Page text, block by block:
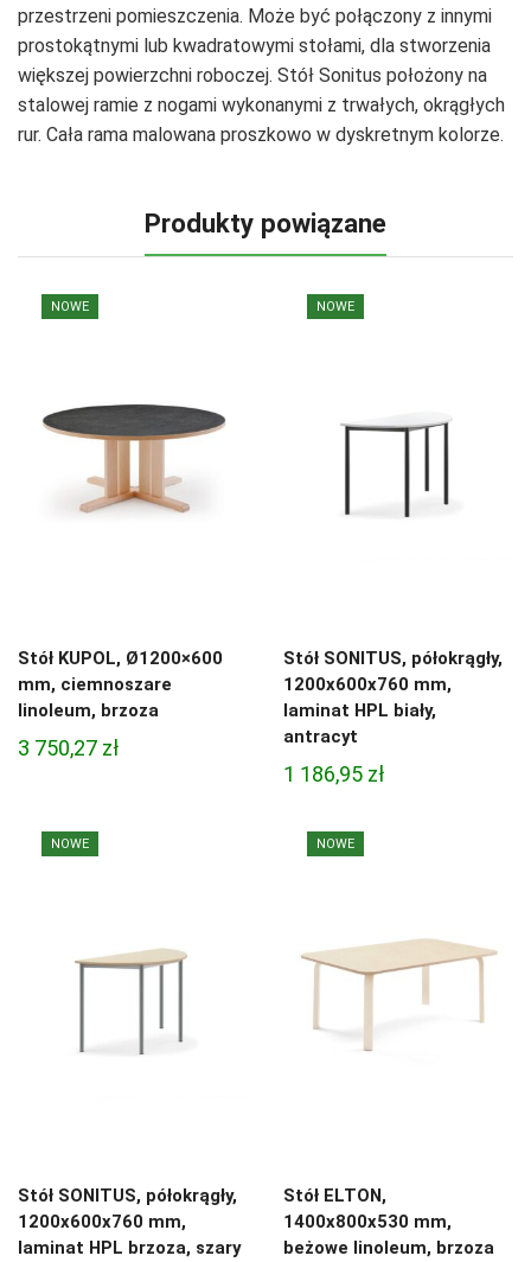
przestrzeni pomieszczenia. Może być połączony z innymi
prostokątnymi lub kwadratowymi stołami, dla stworzenia
większej powierzchni roboczej. Stół Sonitus położony na
stalowej ramie z nogami wykonanymi z trwałych, okrągłych
rur. Cała rama malowana proszkowo w dyskretnym kolorze.
Produkty powiązane
NOWE
Stół KUPOL, Ø1200×600
mm, ciemnoszare
linoleum, brzoza
3 750,27 zł
NOWE
Stół SONITUS, półokrągły,
1200x600x760 mm,
laminat HPL biały,
antracyt
1 186,95 zł
NOWE
Stół SONITUS, półokrągły,
1200x600x760 mm,
laminat HPL brzoza, szary
NOWE
Stół ELTON,
1400x800x530 mm,
beżowe linoleum, brzoza